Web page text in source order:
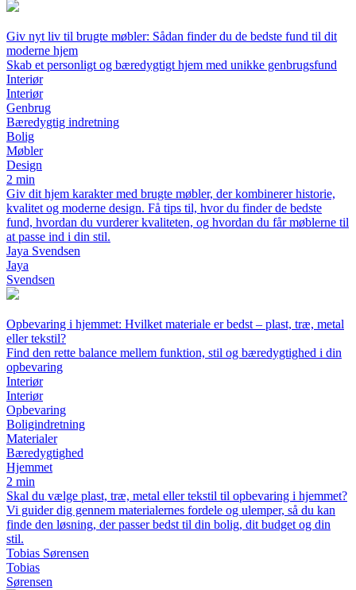
Giv nyt liv til brugte møbler: Sådan finder du de bedste fund til dit
moderne hjem
Skab et personligt og bæredygtigt hjem med unikke genbrugsfund
Interiør
Interiør
Genbrug
Bæredygtig indretning
Bolig
Møbler
Design
2 min
Giv dit hjem karakter med brugte møbler, der kombinerer historie,
kvalitet og moderne design. Få tips til, hvor du finder de bedste
fund, hvordan du vurderer kvaliteten, og hvordan du får møblerne til
at passe ind i din stil.
Jaya Svendsen
Jaya
Svendsen
Opbevaring i hjemmet: Hvilket materiale er bedst – plast, træ, metal
eller tekstil?
Find den rette balance mellem funktion, stil og bæredygtighed i din
opbevaring
Interiør
Interiør
Opbevaring
Boligindretning
Materialer
Bæredygtighed
Hjemmet
2 min
Skal du vælge plast, træ, metal eller tekstil til opbevaring i hjemmet?
Vi guider dig gennem materialernes fordele og ulemper, så du kan
finde den løsning, der passer bedst til din bolig, dit budget og din
stil.
Tobias Sørensen
Tobias
Sørensen